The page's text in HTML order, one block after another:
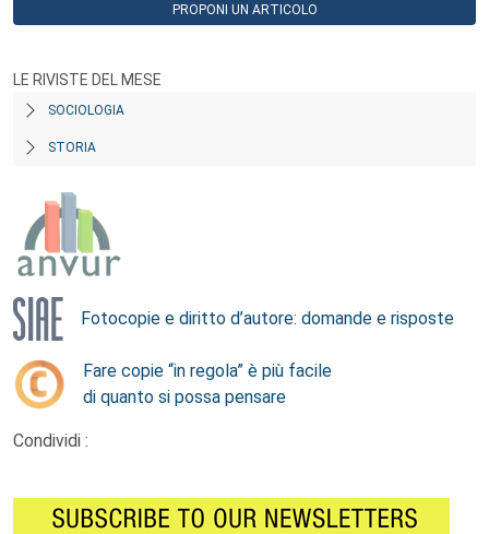
PROPONI UN ARTICOLO
LE RIVISTE DEL MESE
SOCIOLOGIA
STORIA
Fotocopie e diritto d’autore: domande e risposte
Fare copie “in regola” è più facile
di quanto si possa pensare
Condividi :